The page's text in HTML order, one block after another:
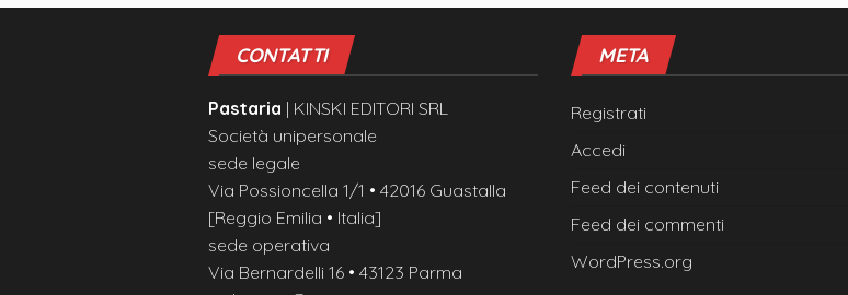
CONTATTI
Pastaria | KINSKI EDITORI SRL
Società unipersonale
sede legale
Via Possioncella 1/1 • 42016 Guastalla
[Reggio Emilia • Italia]
sede operativa
Via Bernardelli 16 • 43123 Parma
META
Registrati
Accedi
Feed dei contenuti
Feed dei commenti
WordPress.org